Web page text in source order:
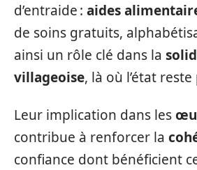
d’entraide : aides
de soins gratuits,
ainsi un rôle clé dans la
villageoise, là où l’état
Leur implication dans les
contribue à renforcer la
confiance dont bénéficient